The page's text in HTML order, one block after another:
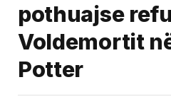
pothuajse
Voldemortit
Potter